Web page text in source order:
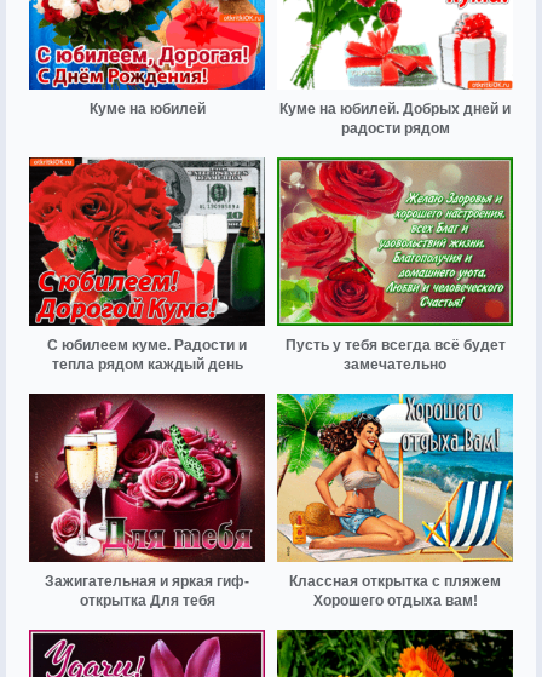
Куме на юбилей
Куме на юбилей. Добрых дней и
радости рядом
С юбилеем куме. Радости и
тепла рядом каждый день
Пусть у тебя всегда всё будет
замечательно
Зажигательная и яркая гиф-
открытка Для тебя
Классная открытка с пляжем
Хорошего отдыха вам!